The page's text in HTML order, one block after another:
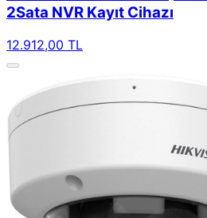
2Sata NVR Kayıt Cihazı
12.912,00 TL